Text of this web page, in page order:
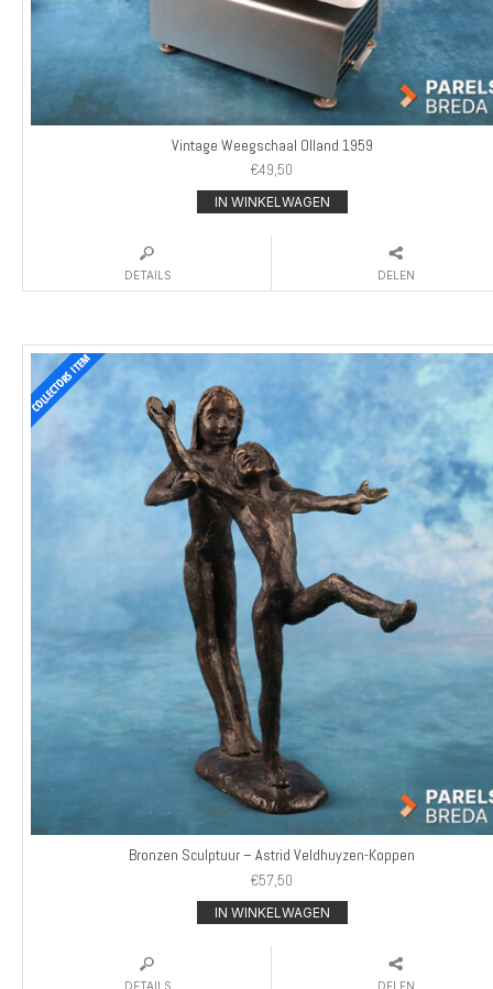
Vintage Weegschaal Olland 1959
€49,50
IN WINKELWAGEN
DETAILS DELEN
Bronzen Sculptuur – Astrid Veldhuyzen-Koppen
€57,50
IN WINKELWAGEN
DETAILS DELEN